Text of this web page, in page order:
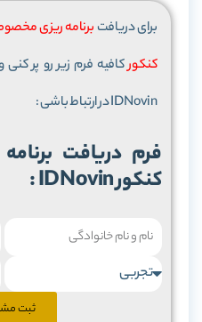
برای دریافتبرنامه ریزی
کنکورکافیه فرم زیر رو پر کنی
IDNovin در ارتباط باشی :
کنکور IDNovin :
ثبت